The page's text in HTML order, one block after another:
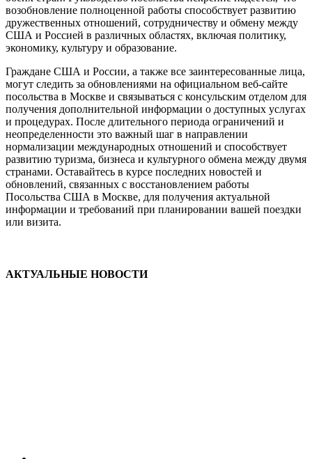
возобновление полноценной работы способствует развитию
дружественных отношений, сотрудничеству и обмену между
США и Россией в различных областях, включая политику,
экономику, культуру и образование.
Граждане США и России, а также все заинтересованные лица,
могут следить за обновлениями на официальном веб-сайте
посольства в Москве и связываться с консульским отделом для
получения дополнительной информации о доступных услугах
и процедурах. После длительного периода ограничений и
неопределенности это важный шаг в направлении
нормализации международных отношений и способствует
развитию туризма, бизнеса и культурного обмена между двумя
странами. Оставайтесь в курсе последних новостей и
обновлений, связанных с восстановлением работы
Посольства США в Москве, для получения актуальной
информации и требований при планировании вашей поездки
или визита.
АКТУАЛЬНЫЕ НОВОСТИ